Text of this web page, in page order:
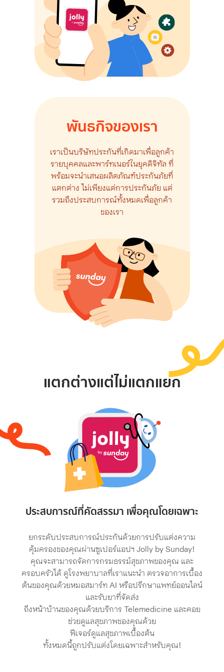
พันธกิจของเรา
เราเป็นบริษัทประกันที่เกิดมาเพื่อลูกค้า
รายบุคคลและพาร์ทเนอร์ในยุคดิจิทัล ที่
พร้อมจะนำเสนอผลิตภัณฑ์ประกันภัยที่
แตกต่าง ไม่เพียงแต่การประกันภัย แต่
รวมถึงประสบการณ์ทั้งหมดเพื่อลูกค้า
ของเรา
แตกต่างแต่ไม่แตกแยก
ประสบการณ์ที่คัดสรรมา เพื่อคุณโดยเฉพาะ
ยกระดับประสบการณ์ประกันด้วยการปรับแต่งความ
คุ้มครองของคุณผ่านซูเปอร์แอปฯ Jolly by Sunday!
คุณจะสามารถจัดการกรมธรรม์สุขภาพของคุณ และ
ครอบครัวได้ ดูโรงพยาบาลที่เราแนะนำ ตรวจอาการเบื้อง
ต้นของคุณด้วยหมอสมาร์ท AI หรือปรึกษาแพทย์ออนไลน์
และรับยาที่จัดส่ง
ถึงหน้าบ้านของคุณด้วยบริการ Telemedicine และคอย
ช่วยดูแลสุขภาพของคุณด้วย
ฟีเจอร์ดูแลสุขภาพเบื้องต้น
ทั้งหมดนี้ถูกปรับแต่งโดยเฉพาะสำหรับคุณ!